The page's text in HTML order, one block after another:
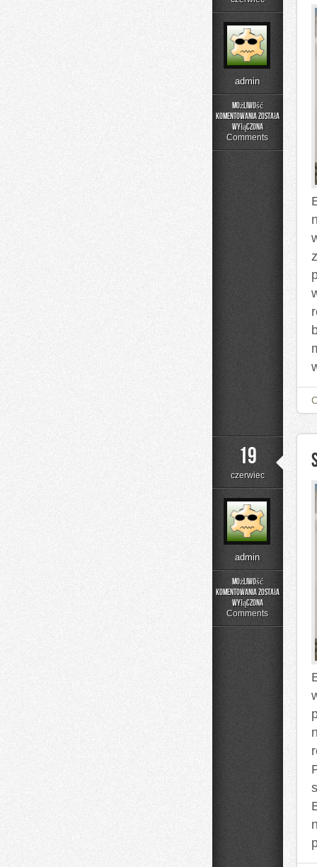
admin
Możliwość
komentowania
Edukacja
Styl
została
wyłączona
Comments
19
czerwiec
admin
Możliwość
komentowania
Składniki
lupą
została
wyłączona
Comments